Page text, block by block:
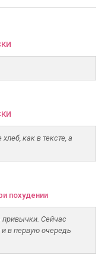
как в тексте, а
похудении
привычки. Сейчас
в первую очередь